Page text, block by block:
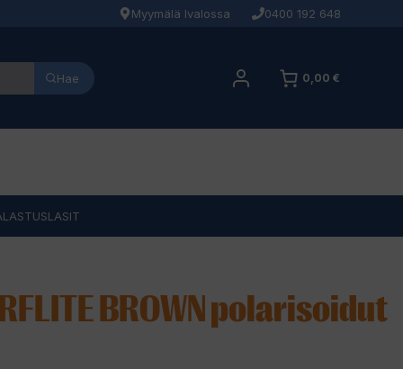
Myymälä Ivalossa 0400 192 648
Hae 0,00 €
BROWN polarisoidut